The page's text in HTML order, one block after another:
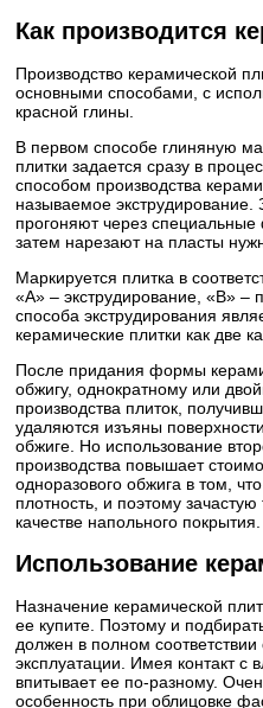
Как производится
Производство керамической
основными способами, с
красной глины.
В первом способе глиняную
плитки задается сразу в
способом производства
называемое экструдирование.
прогоняют через
затем нарезают на пласты
Маркируется плитка в
«А» – экструдирование, «В» –
способа экструдирования
керамические плитки как две
После придания формы
обжигу, однократному или
производства плиток,
удаляются изъяны
обжиге. Но использование
производства повышает
одноразового обжига в том,
плотность, и поэтому
качестве напольного покрытия.
Использование
Назначение керамической
ее купите. Поэтому и
должен в полном
эксплуатации. Имея контакт с
впитывает ее по-разному.
особенность при облицовке